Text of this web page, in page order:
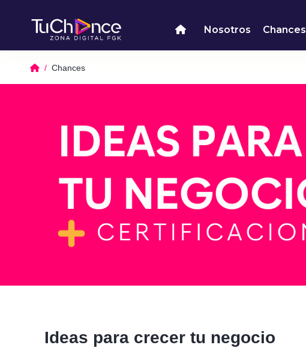
Nosotros Chances
Chances
Ideas para crecer tu negocio